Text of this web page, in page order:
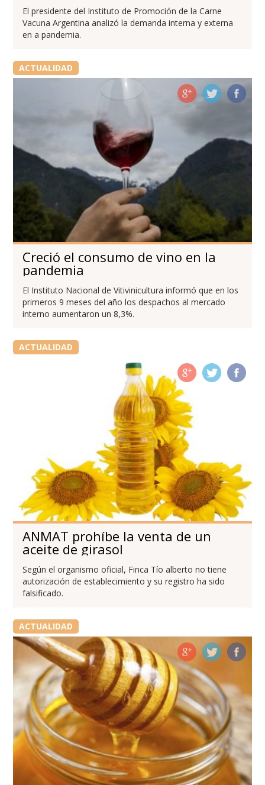
El presidente del Instituto de Promoción de la Carne
Vacuna Argentina analizó la demanda interna y externa
en a pandemia.
ACTUALIDAD
Creció el consumo de vino en la
pandemia
El Instituto Nacional de Vitivinicultura informó que en los
primeros 9 meses del año los despachos al mercado
interno aumentaron un 8,3%.
ACTUALIDAD
ANMAT prohíbe la venta de un
aceite de girasol
Según el organismo oficial, Finca Tío alberto no tiene
autorización de establecimiento y su registro ha sido
falsificado.
ACTUALIDAD